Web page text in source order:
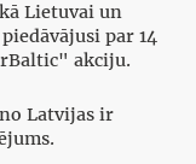
Lietuvai un
par 14
akciju.
Latvijas ir